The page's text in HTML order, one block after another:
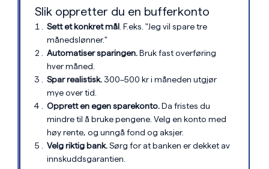
Slik oppretter du en bufferkonto
Sett et konkret mål . F.eks. "Jeg vil spare tre
månedslønner."
Automatiser sparingen.Bruk fast overføring
hver måned.
Spar realistisk.300–500 kr i måneden utgjør
mye over tid.
Opprett en egen sparekonto.Da fristes du
mindre til å bruke pengene. Velg en konto med
høy rente, og unngå fond og aksjer.
Velg riktig bank.Sørg for at banken er dekket av
innskuddsgarantien.